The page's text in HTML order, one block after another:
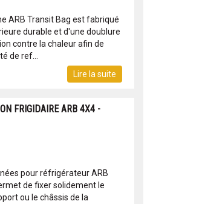
ARB Transit Bag est fabriqué
durable et d'une doublure
contre la chaleur afin de
de ref...
Lire la suite
FRIGIDAIRE ARB 4X4 -
pour réfrigérateur ARB
de fixer solidement le
ou le châssis de la